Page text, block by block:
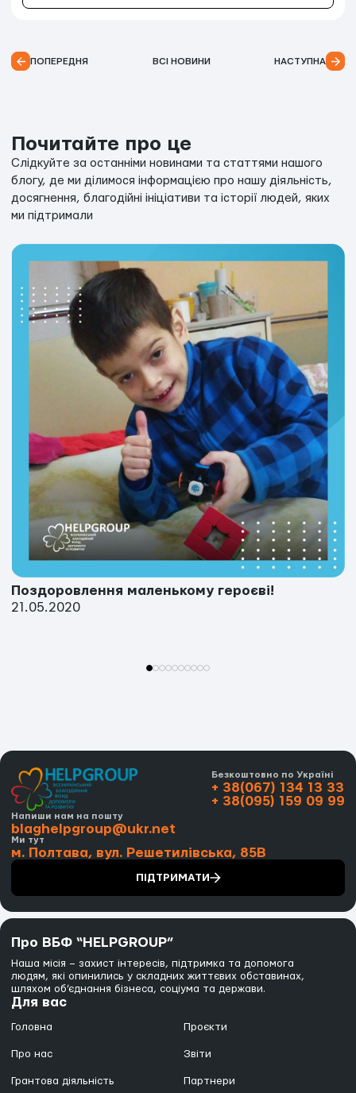
ПОПЕРЕДНЯ ВСІ НОВИНИ НАСТУПНА
Почитайте про це
Слідкуйте за останніми новинами та статтями нашого
блогу, де ми ділимося інформацією про нашу діяльність,
досягнення, благодійні ініціативи та історії людей, яких
ми підтримали
Поздоровлення маленькому героєві!
21.05.2020
Безкоштовно по Україні
+ 38(067) 134 13 33
+ 38(095) 159 09 99
Напиши нам на пошту
blaghelpgroup@ukr.net
Ми тут
м. Полтава, вул. Решетилівська, 85В
ПІДТРИМАТИ
Про ВБФ “HELPGROUP”
Наша місія – захист інтересів, підтримка та допомога
людям, які опинились у складних життєвих обставинах,
шляхом об’єднання бізнеса, соціума та держави.
Для вас
Головна
Про нас
Грантова діяльність
Проєкти
Звіти
Партнери